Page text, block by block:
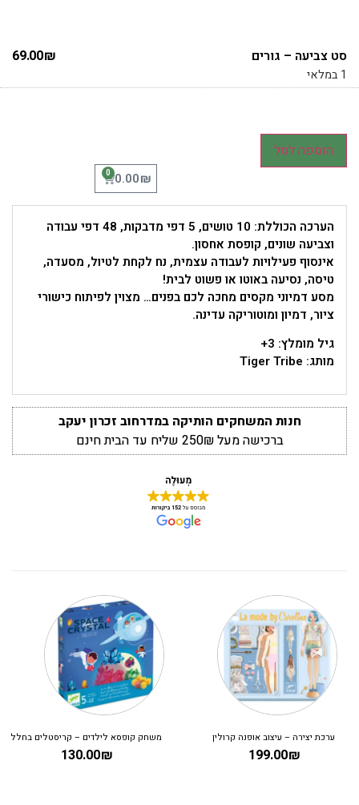
סט צביעה – גורים 69.00₪
1 במלאי
הוספה לסל
0.00₪
0
הערכה הכוללת: 10 טושים, 5 דפי מדבקות, 48 דפי עבודה
וצביעה שונים, קופסת אחסון.
אינסוף פעילויות לעבודה עצמית, נח לקחת לטיול, מסעדה,
טיסה, נסיעה באוטו או פשוט לבית!
מסע דמיוני מקסים מחכה לכם בפנים… מצוין לפיתוח כישורי
ציור, דמיון ומוטוריקה עדינה.
גיל מומלץ: 3+
מותג: Tiger Tribe
חנות המשחקים הותיקה במדרחוב זכרון יעקב
ברכישה מעל 250₪ שליח עד הבית חינם
ערכת יצירה – עיצוב אופנה קרולין
199.00₪
משחק קופסא לילדים – קריסטלים בחלל
130.00₪